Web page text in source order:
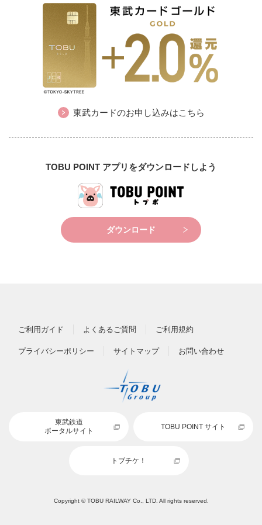
東武カードのお申し込みはこちら
TOBU POINT アプリをダウンロードしよう
ダウンロード
ご利用ガイド よくあるご質問 ご利用規約
プライバシーポリシー サイトマップ お問い合わせ
東武鉄道
ポータルサイト
TOBU POINT サイト
トブチケ！
Copyright © TOBU RAILWAY Co., LTD. All rights reserved.